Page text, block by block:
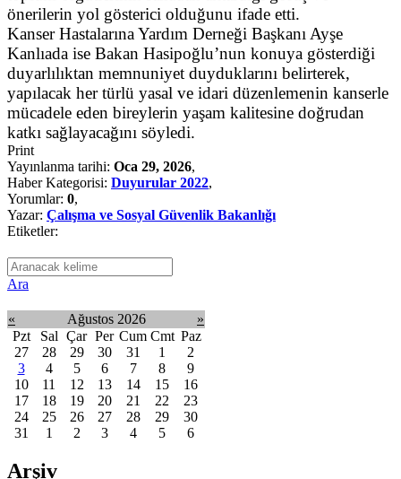
önerilerin yol gösterici olduğunu ifade etti.
Kanser Hastalarına Yardım Derneği Başkanı Ayşe
Kanlıada ise Bakan Hasipoğlu’nun konuya gösterdiği
duyarlılıktan memnuniyet duyduklarını belirterek,
yapılacak her türlü yasal ve idari düzenlemenin kanserle
mücadele eden bireylerin yaşam kalitesine doğrudan
katkı sağlayacağını söyledi.
Print
Yayınlanma tarihi: Oca 29, 2026,
Haber Kategorisi: Duyurular 2022,
Yorumlar: 0,
Yazar: Çalışma ve Sosyal Güvenlik Bakanlığı
Etiketler:
Ara
« Ağustos 2026
»
Pzt
Sal Çar Per Cum Cmt Paz
27
28 29 30 31 1
2
3
4 5 6 7 8
9
10
11 12 13 14 15
16
17
18 19 20 21 22
23
24
25 26 27 28 29
30
31
1 2 3 4 5 6
Arşiv